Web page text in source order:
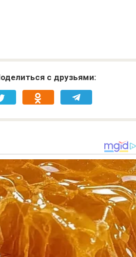
с друзьями: